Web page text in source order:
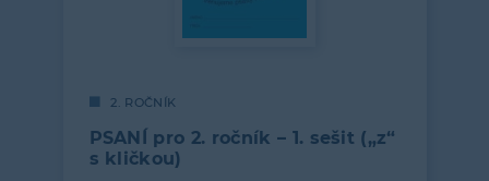
2. ROČNÍK
PSANÍ pro 2. ročník – 1. sešit („z“
s kličkou)